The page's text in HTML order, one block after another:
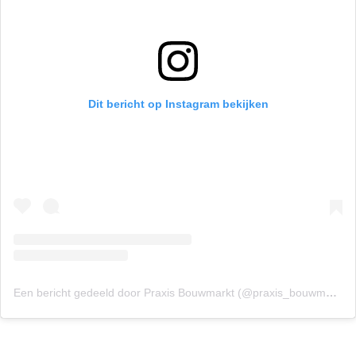
Dit bericht op Instagram bekijken
Een bericht gedeeld door Praxis Bouwmarkt (@praxis_bouwmarkt)